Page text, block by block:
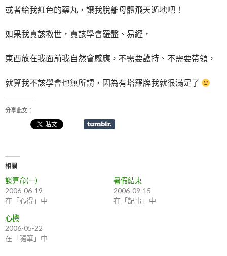
或者給我紅色的藥丸，讓我脫離母體飛天遁地吧！
如果我真該救世，真該學會羅盤、易經，
東西放在我面前我自然會感應，不需要護持、不需要帶領，
就算我不該學會也無所謂，因為有塔羅牌我就很滿足了
分享此文：
相關
談算命(一)
2006-06-19
在「心得」中
暑假結束
2006-09-15
在「記事」中
心機
2006-05-22
在「隨筆」中